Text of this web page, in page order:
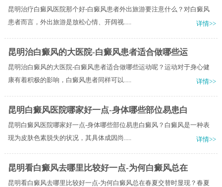
昆明治疗白癜风医院那个好-白癜风患者外出旅游要注意什么？对白癜风
患者而言，外出旅游是放松心情、开阔视.....
详情>>
昆明治白癜风的大医院-白癜风患者适合做哪些运
昆明治白癜风的大医院-白癜风患者适合做哪些运动呢？运动对于身心健
康有着积极的影响，白癜风患者同样可以.....
详情>>
昆明白癜风医院哪家好一点-身体哪些部位易患白
昆明白癜风医院哪家好一点-身体哪些部位易患白癜风？白癜风是一种表
现为皮肤色素脱失的状况，其具体成因尚.....
详情>>
昆明看白癜风去哪里比较好一点-为何白癜风总在
昆明看白癜风去哪里比较好一点-为何白癜风总在春夏交替时显现？春夏